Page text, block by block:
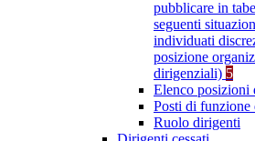
pubblicare in
seguenti
individuati
posizione
dirigenziali) 5
Elenco posizioni
Posti di
Ruolo dirigenti